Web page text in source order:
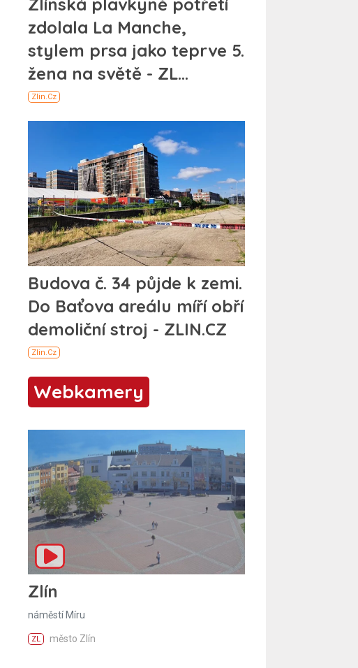
Webkamery
Zlín
náměstí Míru
ZL město Zlín